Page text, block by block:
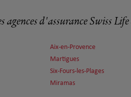
agences d'assurance Swiss
Aix-en-Provence
Martigues
Six-Fours-les-Plages
Miramas